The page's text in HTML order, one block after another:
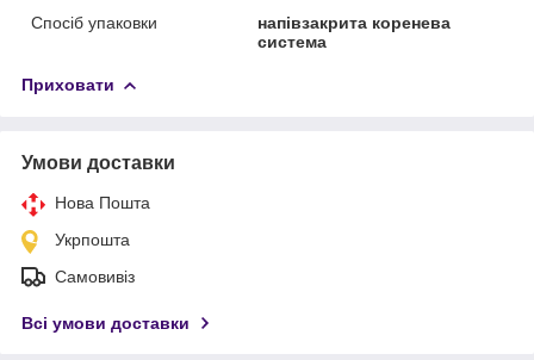
Спосіб упаковки
напівзакрита коренева
система
Приховати
Умови доставки
Нова Пошта
Укрпошта
Самовивіз
Всі умови доставки